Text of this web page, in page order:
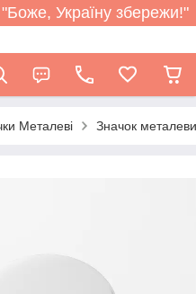
Україну збережи!"
Металеві Значок